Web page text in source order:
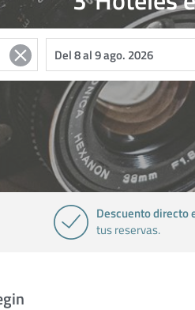
Descuento directo
tus reservas.